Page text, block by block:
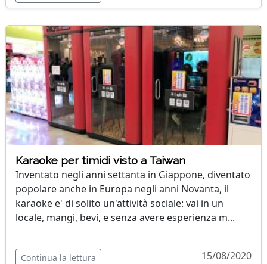
Karaoke per timidi visto a Taiwan
Inventato negli anni settanta in Giappone, diventato
popolare anche in Europa negli anni Novanta, il
karaoke e' di solito un'attività sociale: vai in un
locale, mangi, bevi, e senza avere esperienza m...
Continua la lettura 15/08/2020